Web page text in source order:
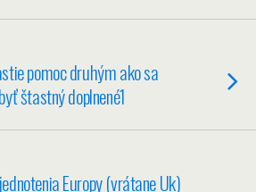
pomoc druhým ako sa
štastný doplnené1
Europy (vrátane Uk)